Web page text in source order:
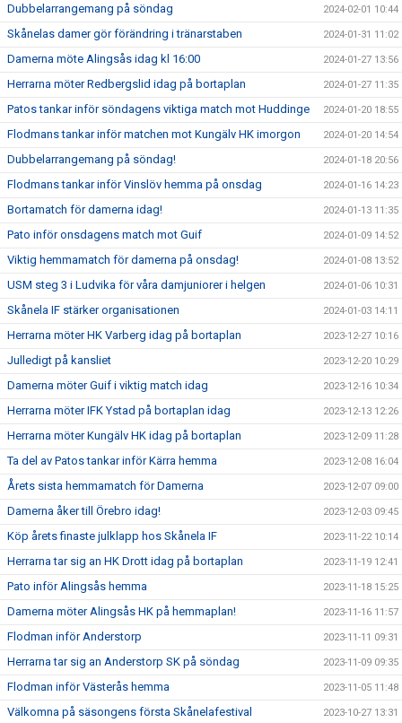
Dubbelarrangemang på söndag 2024-02-01 10:44
Skånelas damer gör förändring i tränarstaben 2024-01-31 11:02
Damerna möte Alingsås idag kl 16:00 2024-01-27 13:56
Herrarna möter Redbergslid idag på bortaplan 2024-01-27 11:35
Patos tankar inför söndagens viktiga match mot Huddinge 2024-01-20 18:55
Flodmans tankar inför matchen mot Kungälv HK imorgon 2024-01-20 14:54
Dubbelarrangemang på söndag! 2024-01-18 20:56
Flodmans tankar inför Vinslöv hemma på onsdag 2024-01-16 14:23
Bortamatch för damerna idag! 2024-01-13 11:35
Pato inför onsdagens match mot Guif 2024-01-09 14:52
Viktig hemmamatch för damerna på onsdag! 2024-01-08 13:52
USM steg 3 i Ludvika för våra damjuniorer i helgen 2024-01-06 10:31
Skånela IF stärker organisationen 2024-01-03 14:11
Herrarna möter HK Varberg idag på bortaplan 2023-12-27 10:16
Julledigt på kansliet 2023-12-20 10:29
Damerna möter Guif i viktig match idag 2023-12-16 10:34
Herrarna möter IFK Ystad på bortaplan idag 2023-12-13 12:26
Herrarna möter Kungälv HK idag på bortaplan 2023-12-09 11:28
Ta del av Patos tankar inför Kärra hemma 2023-12-08 16:04
Årets sista hemmamatch för Damerna 2023-12-07 09:00
Damerna åker till Örebro idag! 2023-12-03 09:45
Köp årets finaste julklapp hos Skånela IF 2023-11-22 10:14
Herrarna tar sig an HK Drott idag på bortaplan 2023-11-19 12:41
Pato inför Alingsås hemma 2023-11-18 15:25
Damerna möter Alingsås HK på hemmaplan! 2023-11-16 11:57
Flodman inför Anderstorp 2023-11-11 09:31
Herrarna tar sig an Anderstorp SK på söndag 2023-11-09 09:35
Flodman inför Västerås hemma 2023-11-05 11:48
Välkomna på säsongens första Skånelafestival 2023-10-27 13:31